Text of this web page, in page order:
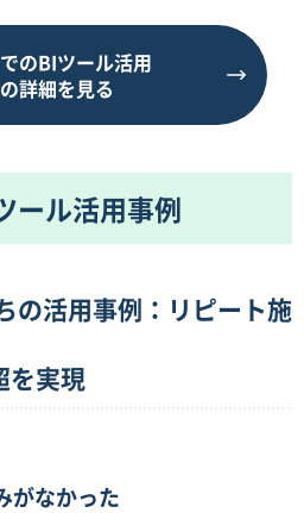
のBIツール活用
詳細を見る
ール活用事例
の活用事例：リピート施
を実現
がなかった